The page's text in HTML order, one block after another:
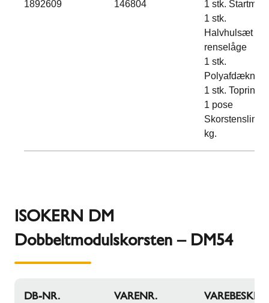
1892609 146804
1 stk.
1 stk.
Halvhulsæt til
renselåge
1 stk.
Polyafdækning
1 stk. Topring
1 pose
Skorstenslim
kg.
ISOKERN DM
Dobbeltmodulskorsten – DM54
DB-NR. VARENR.